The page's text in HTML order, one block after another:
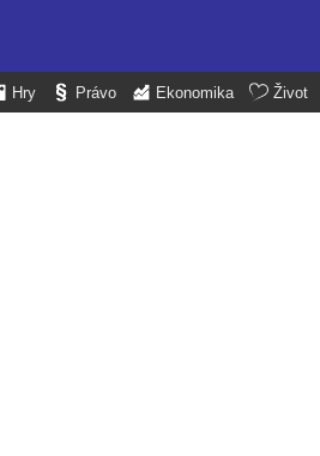
Hry Právo Ekonomika Život